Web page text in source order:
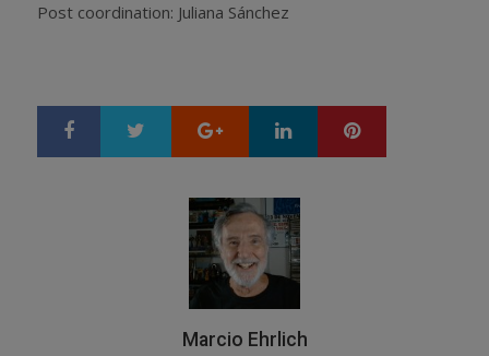
Post coordination: Juliana Sánchez
Google+ LinkedIn
Marcio Ehrlich